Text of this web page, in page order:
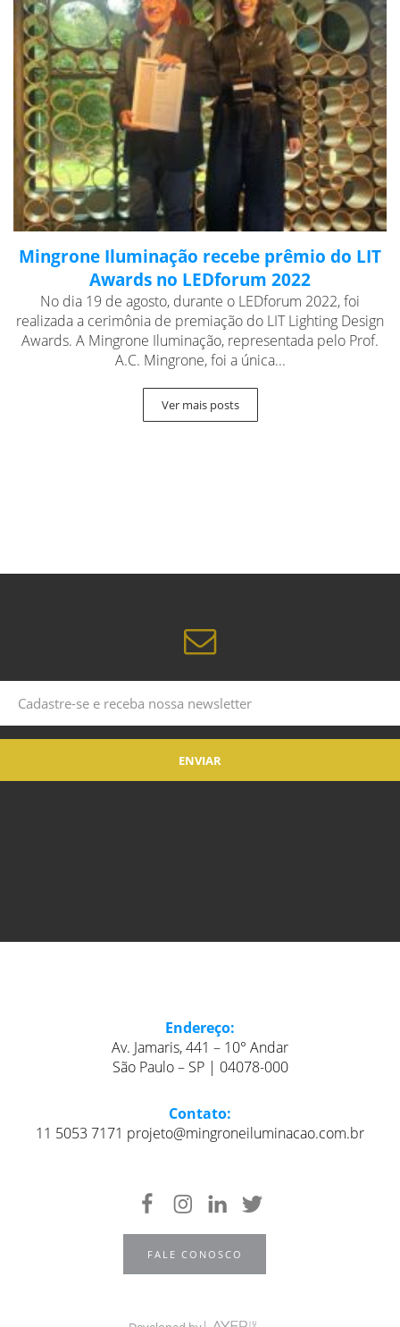
Mingrone Iluminação recebe prêmio do LIT
Awards no LEDforum 2022
No dia 19 de agosto, durante o LEDforum 2022, foi
realizada a cerimônia de premiação do LIT Lighting Design
Awards. A Mingrone Iluminação, representada pelo Prof.
A.C. Mingrone, foi a única...
Ver mais posts
Endereço:
Av. Jamaris, 441 – 10° Andar
São Paulo – SP | 04078-000
Contato:
11 5053 7171 projeto@mingroneiluminacao.com.br
FALE CONOSCO